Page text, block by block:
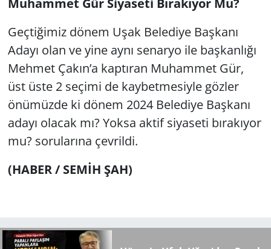
Muhammet Gür Siyaseti Bırakıyor Mu?
Geçtiğimiz dönem Uşak Belediye Başkanı
Adayı olan ve yine aynı senaryo ile başkanlığı
Mehmet Çakın’a kaptıran Muhammet Gür,
üst üste 2 seçimi de kaybetmesiyle gözler
önümüzde ki dönem 2024 Belediye Başkanı
adayı olacak mı? Yoksa aktif siyaseti bırakıyor
mu? sorularına çevrildi.
(HABER / SEMİH ŞAH)